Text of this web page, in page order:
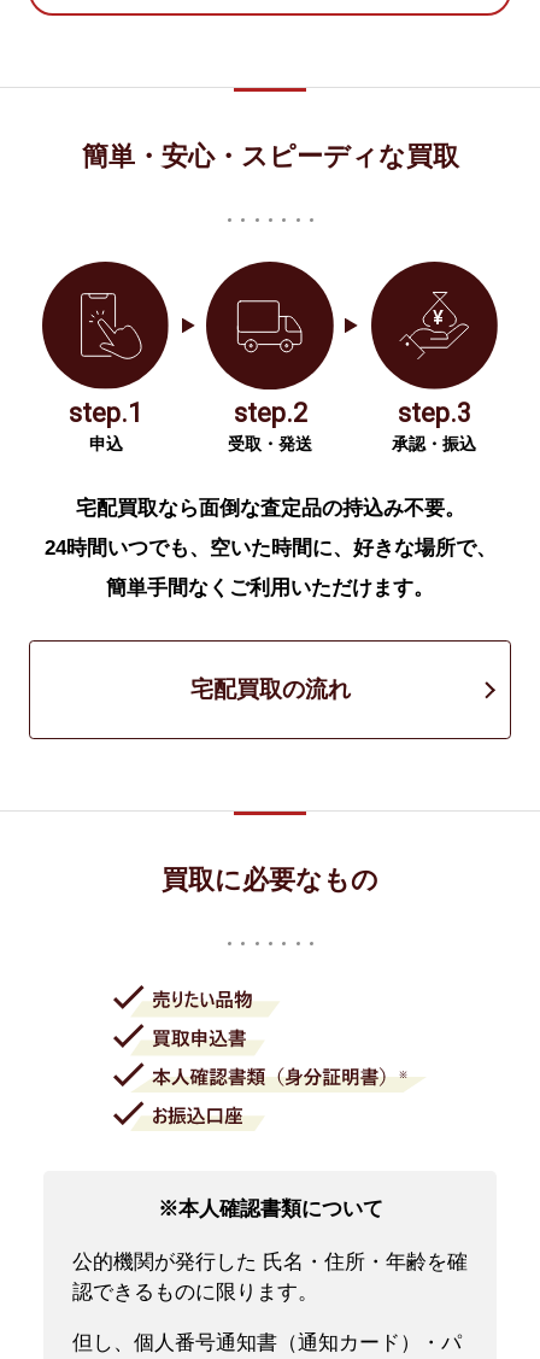
簡単・安心・スピーディな買取
step.1
申込
step.2
受取・発送
step.3
承認・振込
宅配買取なら面倒な査定品の持込み不要。
24時間いつでも、空いた時間に、好きな場所で、
簡単手間なくご利用いただけます。
宅配買取の流れ
買取に必要なもの
※本人確認書類について
公的機関が発行した 氏名・住所・年齢を確
認できるものに限ります。
但し、個人番号通知書（通知カード）・パ